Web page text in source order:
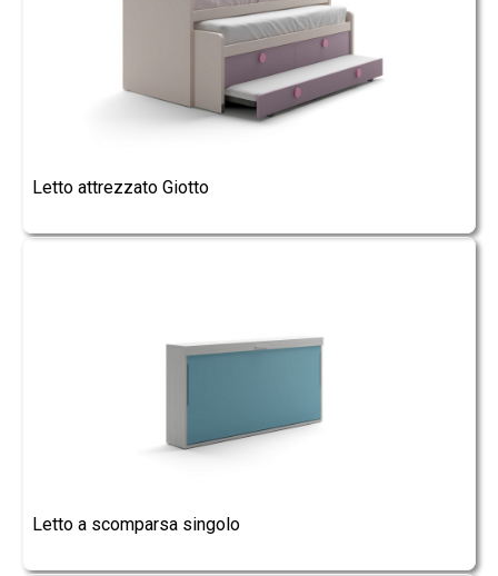
Letto attrezzato Giotto
Letto a scomparsa singolo